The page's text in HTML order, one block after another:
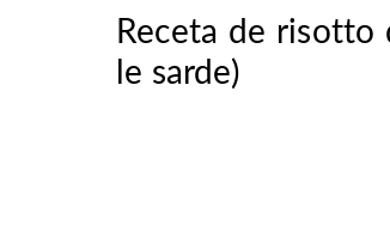
Receta de
le sarde)